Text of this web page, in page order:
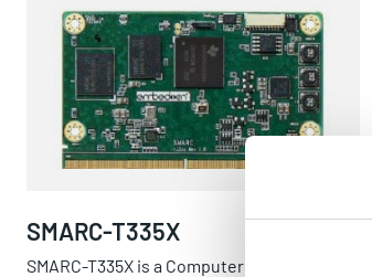
SMARC-T335X
SMARC-T335X
SMARC-T335X is a Computer On Module